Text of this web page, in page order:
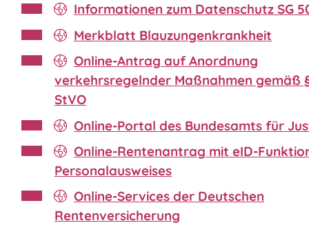
Informationen zum Datenschutz SG
Merkblatt Blauzungenkrankheit
Online-Antrag auf Anordnung
verkehrsregelnder Maßnahmen gemäß
StVO
Online-Portal des Bundesamts für
Online-Rentenantrag mit eID-
Personalausweises
Online-Services der Deutschen
Rentenversicherung